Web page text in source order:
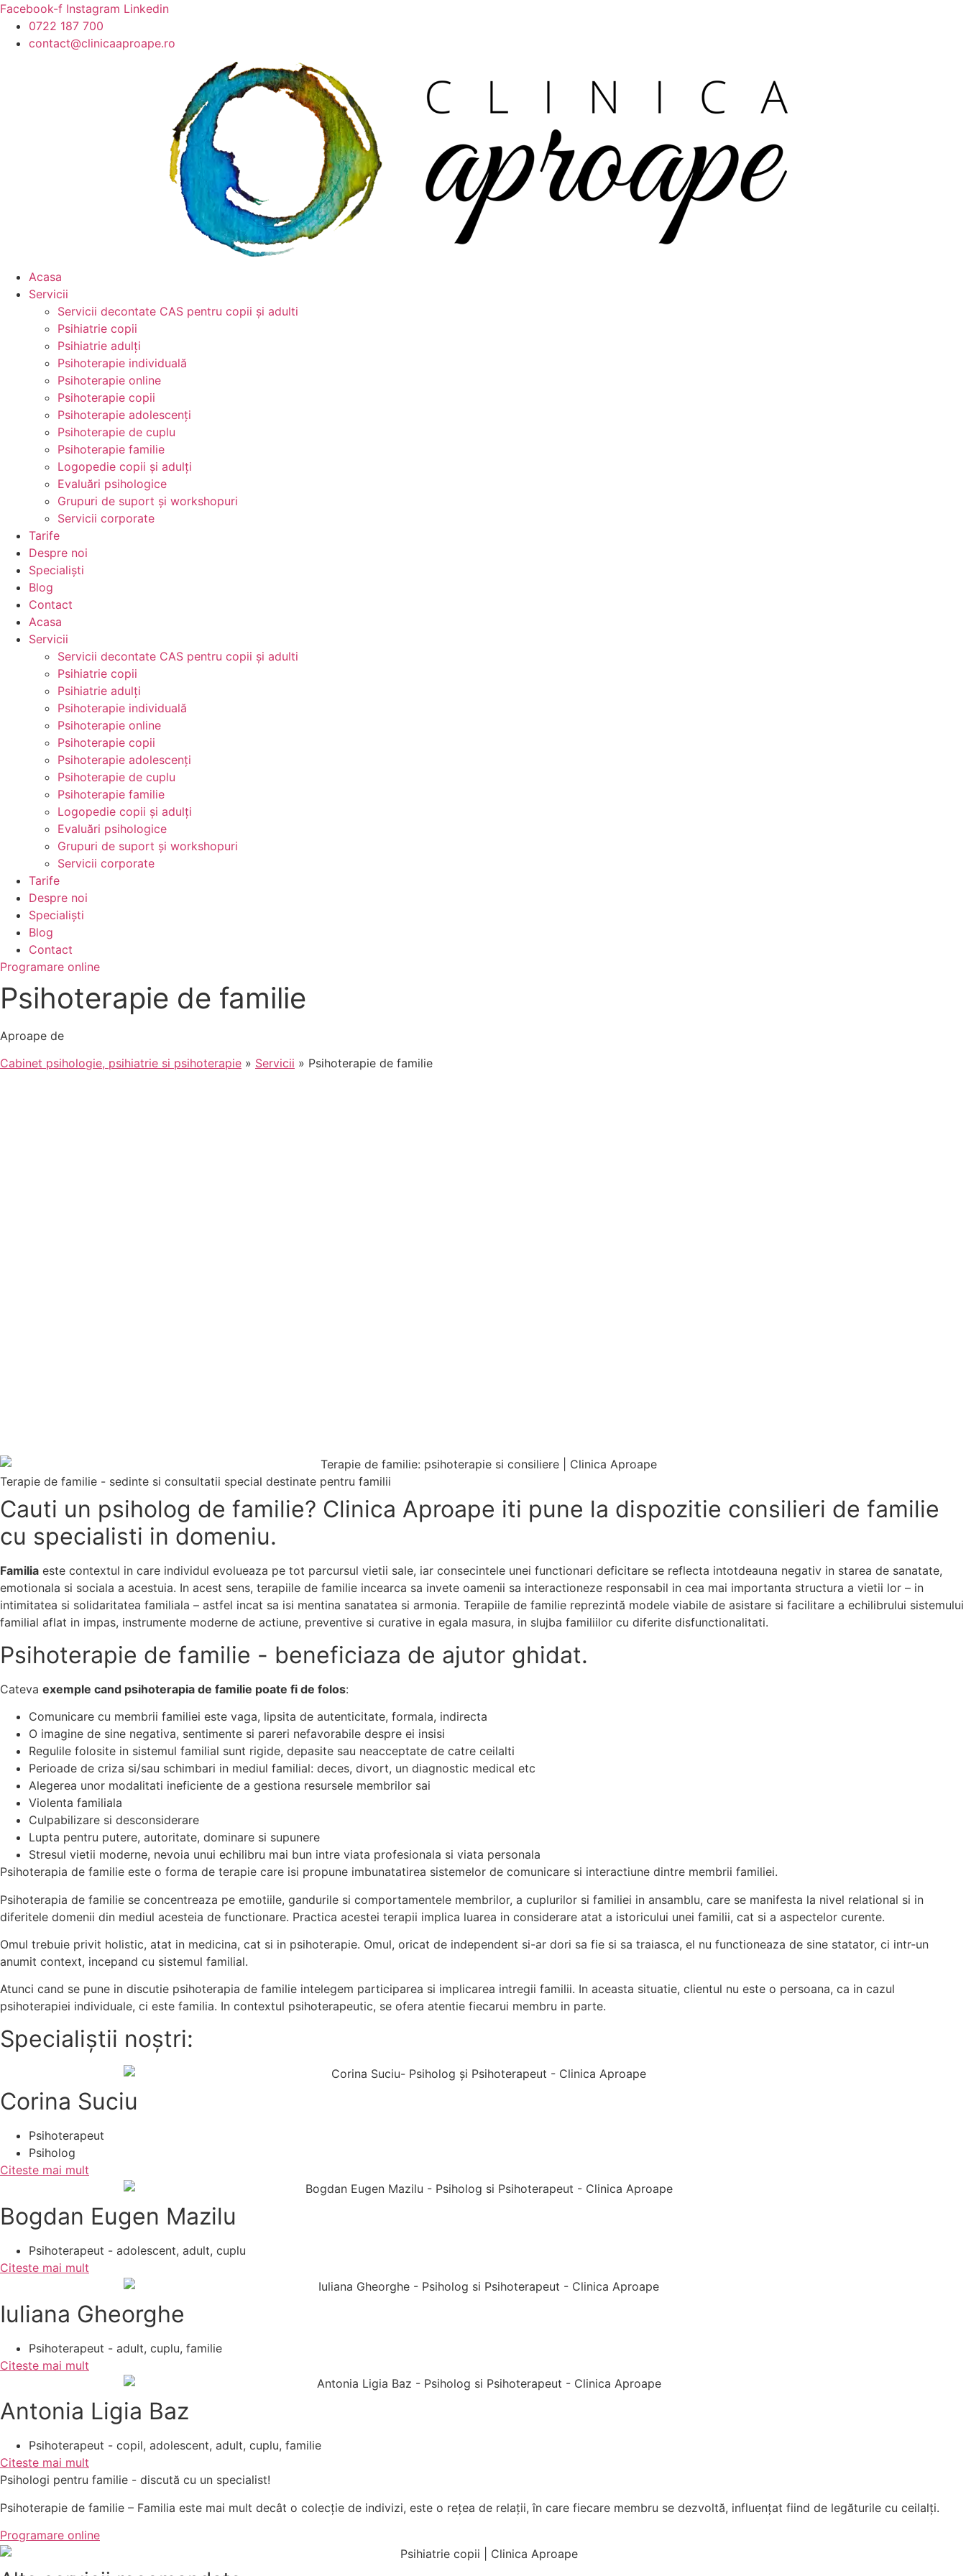
Sari
conținut
Facebook-f Instagram Linkedin
0722 187 700
contact@clinicaaproape.ro
Acasa
Servicii
Servicii decontate CAS pentru copii și adulti
Psihiatrie copii
Psihiatrie adulți
Psihoterapie individuală
Psihoterapie online
Psihoterapie copii
Psihoterapie adolescenți
Psihoterapie de cuplu
Psihoterapie familie
Logopedie copii și adulți
Evaluări psihologice
Grupuri de suport și workshopuri
Servicii corporate
Tarife
Despre noi
Specialiști
Blog
Contact
Acasa
Servicii
Servicii decontate CAS pentru copii și adulti
Psihiatrie copii
Psihiatrie adulți
Psihoterapie individuală
Psihoterapie online
Psihoterapie copii
Psihoterapie adolescenți
Psihoterapie de cuplu
Psihoterapie familie
Logopedie copii și adulți
Evaluări psihologice
Grupuri de suport și workshopuri
Servicii corporate
Tarife
Despre noi
Specialiști
Blog
Contact
Programare online
Psihoterapie de familie
Aproape de
Cabinet psihologie, psihiatrie si psihoterapie » Servicii » Psihoterapie de familie
Terapie de familie - sedinte si consultatii special destinate pentru familii
Cauti un psiholog de familie? Clinica Aproape iti pune la dispozitie consilieri de familie
cu specialisti in domeniu.
Familia este contextul in care individul evolueaza pe tot parcursul vietii sale, iar consecintele unei functionari deficitare se reflecta intotdeauna negativ in starea de sanatate,
emotionala si sociala a acestuia. In acest sens, terapiile de familie incearca sa invete oamenii sa interactioneze responsabil in cea mai importanta structura a vietii lor – in
intimitatea si solidaritatea familiala – astfel incat sa isi mentina sanatatea si armonia. Terapiile de familie reprezintă modele viabile de asistare si facilitare a echilibrului sistemului
familial aflat in impas, instrumente moderne de actiune, preventive si curative in egala masura, in slujba familiilor cu diferite disfunctionalitati.
Psihoterapie de familie - beneficiaza de ajutor ghidat.
Cateva exemple cand psihoterapia de familie poate fi de folos:
Comunicare cu membrii familiei este vaga, lipsita de autenticitate, formala, indirecta
O imagine de sine negativa, sentimente si pareri nefavorabile despre ei insisi
Regulile folosite in sistemul familial sunt rigide, depasite sau neacceptate de catre ceilalti
Perioade de criza si/sau schimbari in mediul familial: deces, divort, un diagnostic medical etc
Alegerea unor modalitati ineficiente de a gestiona resursele membrilor sai
Violenta familiala
Culpabilizare si desconsiderare
Lupta pentru putere, autoritate, dominare si supunere
Stresul vietii moderne, nevoia unui echilibru mai bun intre viata profesionala si viata personala
Psihoterapia de familie este o forma de terapie care isi propune imbunatatirea sistemelor de comunicare si interactiune dintre membrii familiei.
Psihoterapia de familie se concentreaza pe emotiile, gandurile si comportamentele membrilor, a cuplurilor si familiei in ansamblu, care se manifesta la nivel relational si in
diferitele domenii din mediul acesteia de functionare. Practica acestei terapii implica luarea in considerare atat a istoricului unei familii, cat si a aspectelor curente.
Omul trebuie privit holistic, atat in medicina, cat si in psihoterapie. Omul, oricat de independent si-ar dori sa fie si sa traiasca, el nu functioneaza de sine statator, ci intr-un
anumit context, incepand cu sistemul familial.
Atunci cand se pune in discutie psihoterapia de familie intelegem participarea si implicarea intregii familii. In aceasta situatie, clientul nu este o persoana, ca in cazul
psihoterapiei individuale, ci este familia. In contextul psihoterapeutic, se ofera atentie fiecarui membru in parte.
Specialiștii noștri:
Corina Suciu
Psihoterapeut
Psiholog
Citeste mai mult
Bogdan Eugen Mazilu
Psihoterapeut - adolescent, adult, cuplu
Citeste mai mult
Iuliana Gheorghe
Psihoterapeut - adult, cuplu, familie
Citeste mai mult
Antonia Ligia Baz
Psihoterapeut - copil, adolescent, adult, cuplu, familie
Citeste mai mult
Psihologi pentru familie - discută cu un specialist!
Psihoterapie de familie – Familia este mai mult decât o colecție de indivizi, este o rețea de relații, în care fiecare membru se dezvoltă, influențat fiind de legăturile cu ceilalți.
Programare online